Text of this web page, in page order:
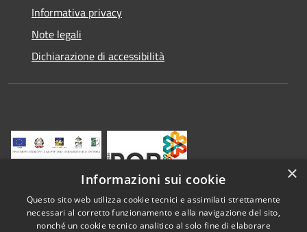
Informativa privacy
Note legali
Dichiarazione di accessibilità
×
Informazioni sui cookie
Questo sito web utilizza cookie tecnici e assimilati strettamente
necessari al corretto funzionamento e alla navigazione del sito,
nonché un cookie tecnico analitico al solo fine di elaborare